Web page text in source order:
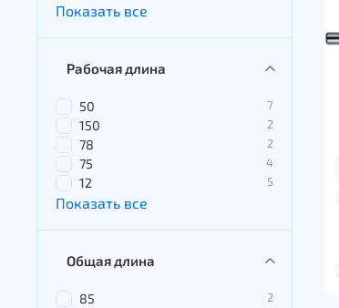
Показать все
Рабочая длина
50 7
150 2
78 2
75 4
12 5
Показать все
Общая длина
85 2